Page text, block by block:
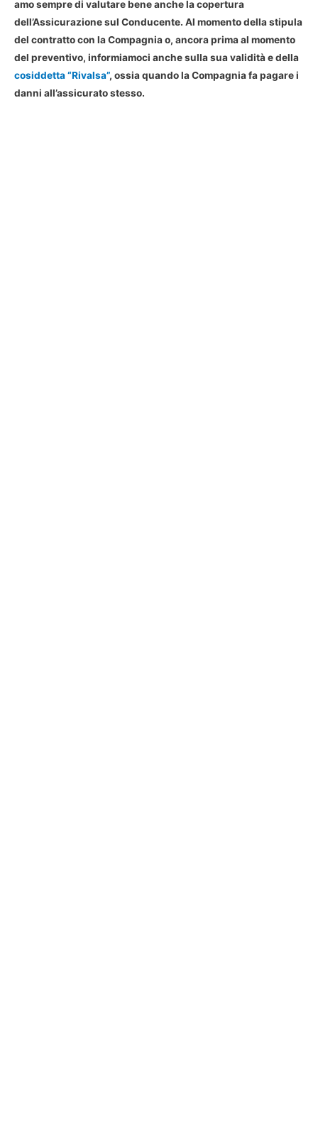
amo sempre di valutare bene anche la copertura
dell’Assicurazione sul Conducente. Al momento della stipula
del contratto con la Compagnia o, ancora prima al momento
del preventivo, informiamoci anche sulla sua validità e della
cosiddetta “Rivalsa”, ossia quando la Compagnia fa pagare i
danni all’assicurato stesso.